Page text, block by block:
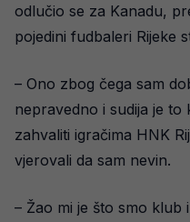
odlučio se za Kanadu,
pojedini fudbaleri Rijeke
– Ono zbog čega sam
nepravedno i sudija je
zahvaliti igračima HNK
vjerovali da sam nevin.
– Žao mi je što smo klub